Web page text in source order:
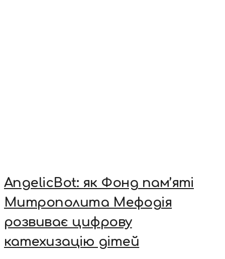
AngelicBot: як Фонд пам’яті
Митрополита Мефодія
розвиває цифрову
катехизацію дітей